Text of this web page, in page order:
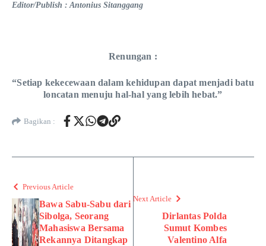
Editor/Publish : Antonius Sitanggang
Renungan :
“Setiap kekecewaan dalam kehidupan dapat menjadi batu
loncatan menuju hal-hal yang lebih hebat.”
Bagikan :
Previous Article
Bawa Sabu-Sabu dari
Sibolga, Seorang
Mahasiswa Bersama
Rekannya Ditangkap
Next Article
Dirlantas Polda
Sumut Kombes
Valentino Alfa